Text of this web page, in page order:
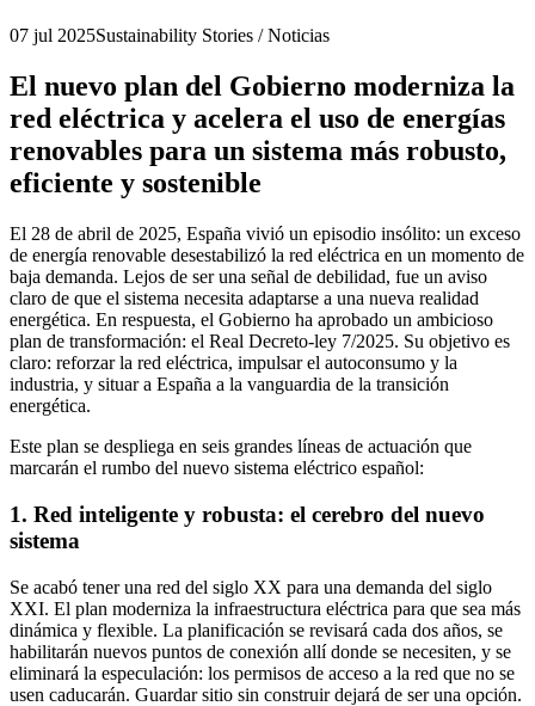
07 jul 2025Sustainability Stories / Noticias
El nuevo plan del Gobierno moderniza la
red eléctrica y acelera el uso de energías
renovables para un sistema más robusto,
eficiente y sostenible
El 28 de abril de 2025, España vivió un episodio insólito: un exceso
de energía renovable desestabilizó la red eléctrica en un momento de
baja demanda. Lejos de ser una señal de debilidad, fue un aviso
claro de que el sistema necesita adaptarse a una nueva realidad
energética. En respuesta, el Gobierno ha aprobado un ambicioso
plan de transformación: el Real Decreto-ley 7/2025. Su objetivo es
claro: reforzar la red eléctrica, impulsar el autoconsumo y la
industria, y situar a España a la vanguardia de la transición
energética.
Este plan se despliega en seis grandes líneas de actuación que
marcarán el rumbo del nuevo sistema eléctrico español:
1. Red inteligente y robusta: el cerebro del nuevo
sistema
Se acabó tener una red del siglo XX para una demanda del siglo
XXI. El plan moderniza la infraestructura eléctrica para que sea más
dinámica y flexible. La planificación se revisará cada dos años, se
habilitarán nuevos puntos de conexión allí donde se necesiten, y se
eliminará la especulación: los permisos de acceso a la red que no se
usen caducarán. Guardar sitio sin construir dejará de ser una opción.